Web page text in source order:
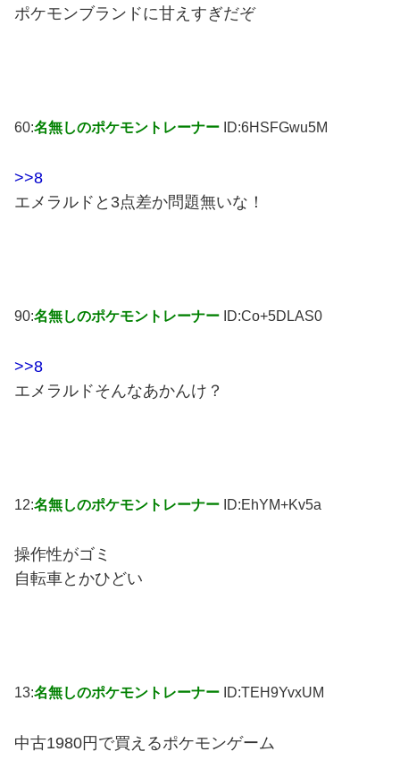
ポケモンブランドに甘えすぎだぞ
60:名無しのポケモントレーナー ID:6HSFGwu5M
>>8
エメラルドと3点差か問題無いな！
90:名無しのポケモントレーナー ID:Co+5DLAS0
>>8
エメラルドそんなあかんけ？
12:名無しのポケモントレーナー ID:EhYM+Kv5a
操作性がゴミ
自転車とかひどい
13:名無しのポケモントレーナー ID:TEH9YvxUM
中古1980円で買えるポケモンゲーム